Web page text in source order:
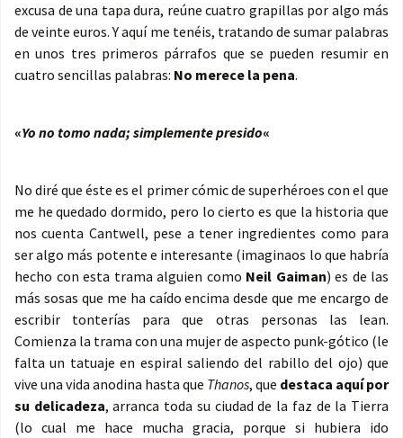
excusa de una tapa dura, reúne cuatro grapillas por algo más
de veinte euros. Y aquí me tenéis, tratando de sumar palabras
en unos tres primeros párrafos que se pueden resumir en
cuatro sencillas palabras: No merece la pena.
«Yo no tomo nada; simplemente presido«
No diré que éste es el primer cómic de superhéroes con el que
me he quedado dormido, pero lo cierto es que la historia que
nos cuenta Cantwell, pese a tener ingredientes como para
ser algo más potente e interesante (imaginaos lo que habría
hecho con esta trama alguien como Neil Gaiman) es de las
más sosas que me ha caído encima desde que me encargo de
escribir tonterías para que otras personas las lean.
Comienza la trama con una mujer de aspecto punk-gótico (le
falta un tatuaje en espiral saliendo del rabillo del ojo) que
vive una vida anodina hasta que Thanos, que destaca aquí por
su delicadeza, arranca toda su ciudad de la faz de la Tierra
(lo cual me hace mucha gracia, porque si hubiera ido